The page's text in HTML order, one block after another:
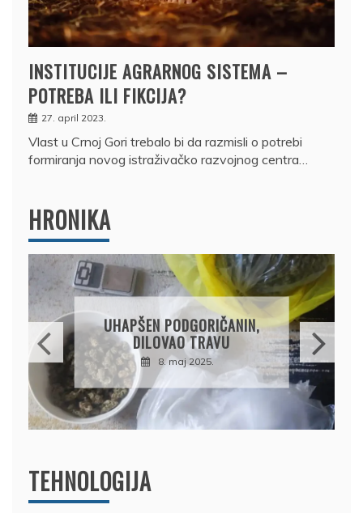
INSTITUCIJE AGRARNOG SISTEMA –
POTREBA ILI FIKCIJA?
27. april 2023.
Vlast u Crnoj Gori trebalo bi da razmisli o potrebi
formiranja novog istraživačko razvojnog centra…
HRONIKA
DRŽAVLJANIN RUSIJE
OSUMNJIČEN DA JE
PRODAO TUĐI BMW,
DRŽAVU NAPUSTIO
BRODOM
12. februar 2025.
TEHNOLOGIJA